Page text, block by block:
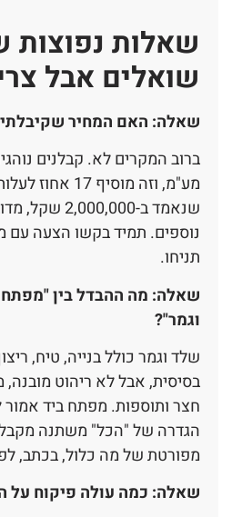
שאלות
שואלים אבל
שאלה: האם המחיר
ברוב המקרים לא. קבלנים
מע"מ, וזה מוסיף
נוספים. תמיד בקשו הצעה עם
תניחו.
שאלה: מה ההבדל בין "מפתח
וגמר"?
שלד וגמר כולל בנייה, טיח,
בסיסית, אבל לא ריהוט
חצר ותוספות. מפתח ביד
הגדרה של "הכל" משתנה
מפורטת של מה כלול, בכתב,
שאלה: כמה עולה פיקוח על